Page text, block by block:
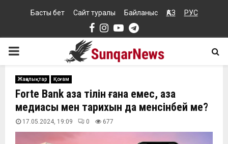
Басты бет Сайт туралы Байланыс ҚАЗ РУС
Facebook
Instagram
YoutubeTelegram
PRIMARY
MENU
Жаңалықтар Қоғам
Forte Bank қазақ тілін ғана емес, қазақ
медиасы мен тарихын да менсінбей ме?
17.05.2024, 19:09 0 677